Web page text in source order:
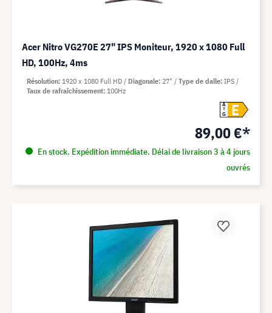
Acer Nitro VG270E 27" IPS Moniteur, 1920 x 1080 Full
HD, 100Hz, 4ms
A
G
E
89,00 €*
En stock. Expédition immédiate. Délai de livraison 3 à 4 jours
ouvrés
Résolution 1920 x 1080 Full HD Diagonale 27" Type de dalle IPS
Taux de rafraîchissement 100Hz